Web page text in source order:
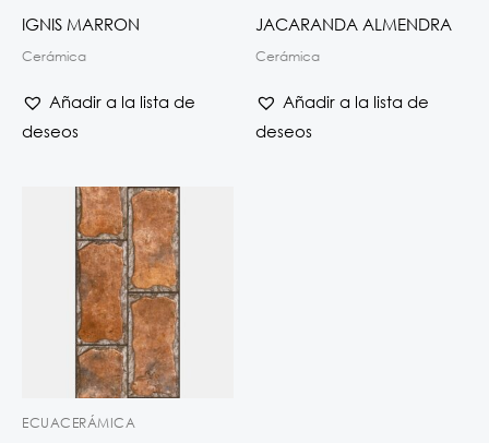
IGNIS MARRON
Cerámica
Añadir a la lista de
deseos
JACARANDA ALMENDRA
Cerámica
Añadir a la lista de
deseos
ECUACERÁMICA